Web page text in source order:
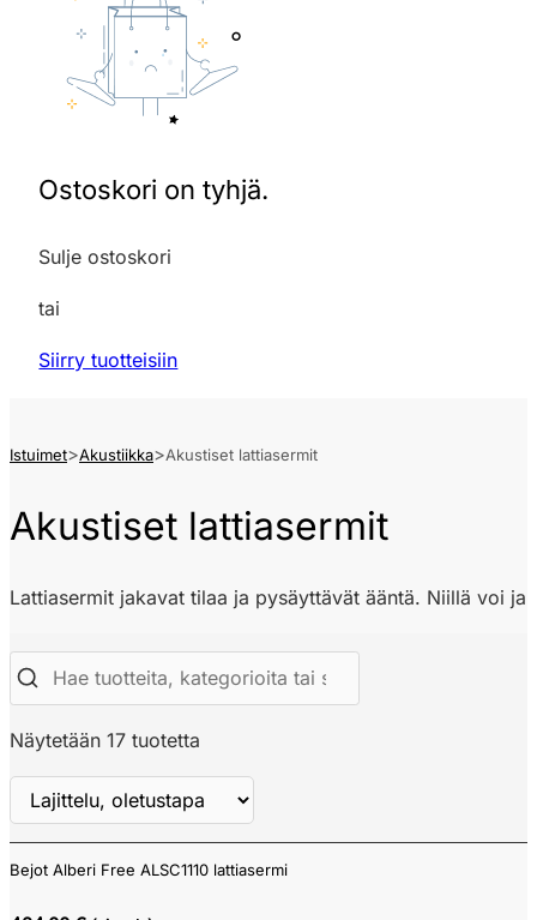
Ostoskori on tyhjä.
Sulje ostoskori
tai
Siirry tuotteisiin
Istuimet Akustiikka Akustiset lattiasermit
Akustiset lattiasermit
Lattiasermit jakavat tilaa ja pysäyttävät ääntä. Niillä voi
Näytetään 17 tuotetta
Näytä
Bejot Alberi Free ALSC1110 lattiasermi